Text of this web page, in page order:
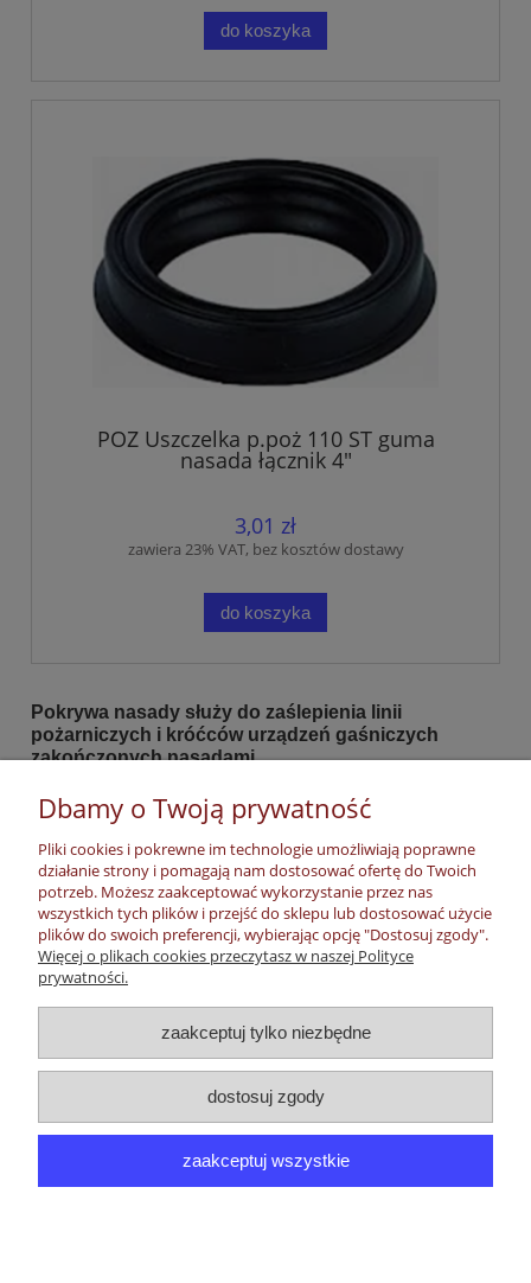
do koszyka
POZ Uszczelka p.poż 110 ST guma
nasada łącznik 4"
3,01 zł
zawiera 23% VAT, bez kosztów dostawy
do koszyka
Pokrywa nasady służy do zaślepienia linii
pożarniczych i króćców urządzeń gaśniczych
zakończonych nasadami.
Dane techniczne:
Materiały: odlewy aluminiowe ze stopu AK 11
(AlSi 11), uszczelki - guma
Rozmiary : 110 , 75 , 52 , 25
Mogą być wykonane z : mosiądzu, stali
nierddzewnej, PCV lub poliamidu
Moje konto
Płatności, dostawa, zwroty
Informacje
Dbamy o Twoją prywatność
Pliki cookies i pokrewne im technologie umożliwiają poprawne
działanie strony i pomagają nam dostosować ofertę do Twoich
potrzeb. Możesz zaakceptować wykorzystanie przez nas
wszystkich tych plików i przejść do sklepu lub dostosować użycie
plików do swoich preferencji, wybierając opcję "Dostosuj zgody".
Więcej o plikach cookies przeczytasz w naszej Polityce
prywatności.
zaakceptuj tylko niezbędne
dostosuj zgody
zaakceptuj wszystkie